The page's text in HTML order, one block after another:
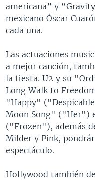
americana” y
mexicano Óscar
cada una.
Las actuaciones
a mejor canción,
la fiesta. U2 y su
Long Walk to
"Happy"
Moon Song" ("Her")
("Frozen"), además
Milder y Pink,
espectáculo.
Hollywood también